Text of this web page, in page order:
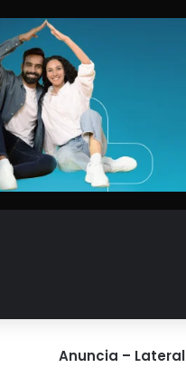
Anuncia – Lateral